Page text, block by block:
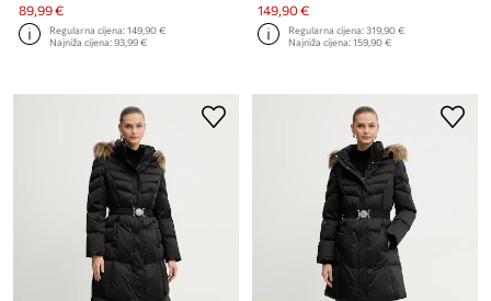
89,99 €
Regularna cijena:149,90 €
Najniža cijena:93,99 €
149,90 €
Regularna cijena:319,90 €
Najniža cijena:159,90 €